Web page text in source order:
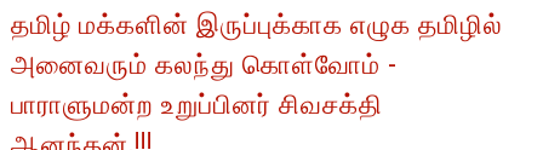
தமிழ் மக்களின் இருப்புக்காக எழுக தமிழில்
அனைவரும் கலந்து கொள்வோம் -
பாராளுமன்ற உறுப்பினர் சிவசக்தி
ஆனந்தன்.!!!